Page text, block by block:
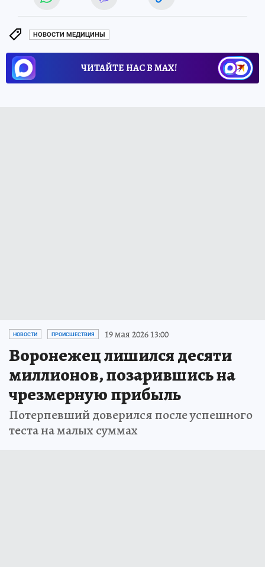
НОВОСТИ МЕДИЦИНЫ
ЧИТАЙТЕ НАС В МАХ!
НОВОСТИ ПРОИСШЕСТВИЯ 19 мая 2026 13:00
Воронежец лишился десяти
миллионов, позарившись на
чрезмерную прибыль
Потерпевший доверился после успешного
теста на малых суммах